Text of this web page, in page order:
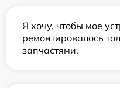
Я хочу, чтобы мое
ремонтировалось
запчастями.